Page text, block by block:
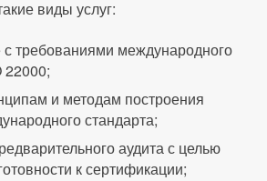
виды услуг:
требованиями международного
22000;
и методам построения
стандарта;
аудита с целью
к сертификации;